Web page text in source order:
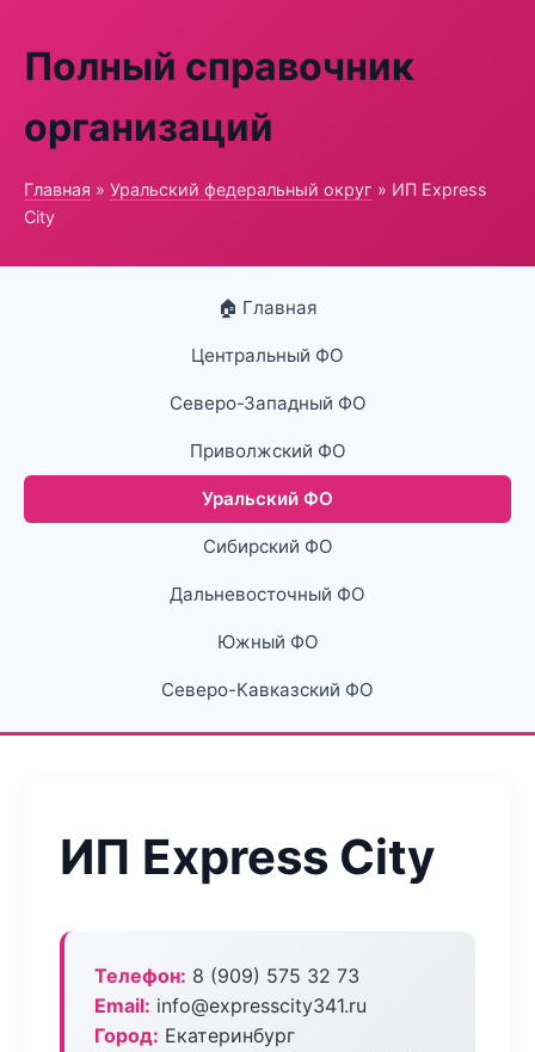
Полный справочник
организаций
Главная » Уральский федеральный округ » ИП Express
City
🏠 Главная
Центральный ФО
Северо-Западный ФО
Приволжский ФО
Уральский ФО
Сибирский ФО
Дальневосточный ФО
Южный ФО
Северо-Кавказский ФО
ИП Express City
Телефон: 8 (909) 575 32 73
Email: info@expresscity341.ru
Город: Екатеринбург